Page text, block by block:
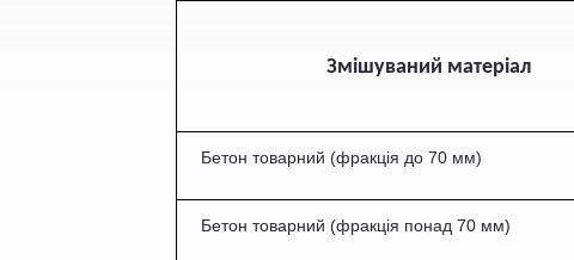
Змішуваний матеріал
Бетон товарний (фракція до 70 мм)
Бетон товарний (фракція понад 70 мм)